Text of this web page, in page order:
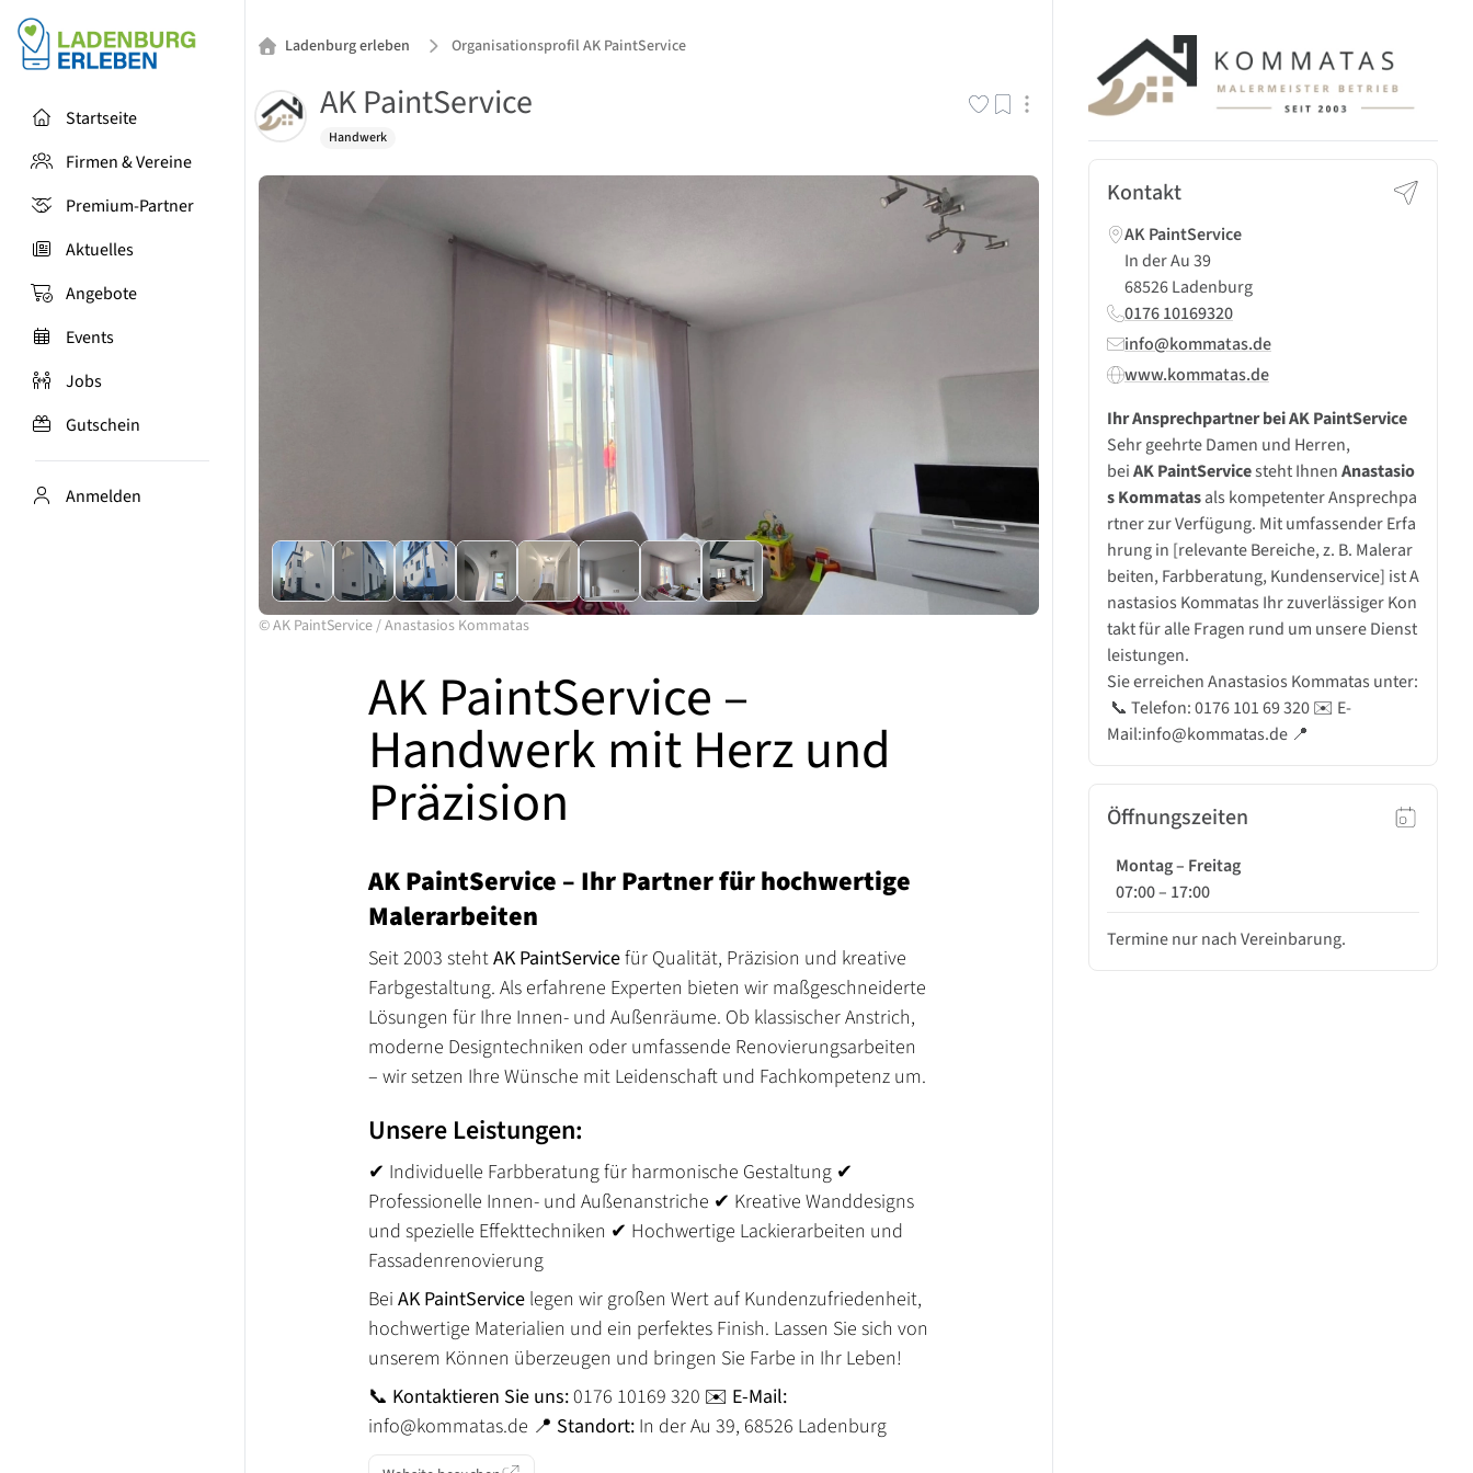
Startseite
Firmen & Vereine
Premium-Partner
Aktuelles
Angebote
Events
Jobs
Gutschein
Anmelden
Ladenburg erleben Organisationsprofil AK PaintService
AK PaintService
Handwerk
©AK PaintService/Anastasios Kommatas
AK PaintService –
Handwerk mit Herz und
Präzision
AK PaintService – Ihr Partner für hochwertige
Malerarbeiten
Seit 2003 stehtAK PaintServicefür Qualität, Präzision und kreative
Farbgestaltung. Als erfahrene Experten bieten wir maßgeschneiderte
Lösungen für Ihre Innen- und Außenräume. Ob klassischer Anstrich,
moderne Designtechniken oder umfassende Renovierungsarbeiten
– wir setzen Ihre Wünsche mit Leidenschaft und Fachkompetenz um.
Unsere Leistungen:
✔ Individuelle Farbberatung für harmonische Gestaltung ✔
Professionelle Innen- und Außenanstriche ✔ Kreative Wanddesigns
und spezielle Effekttechniken ✔ Hochwertige Lackierarbeiten und
Fassadenrenovierung
Bei AK PaintService legen wir großen Wert auf Kundenzufriedenheit,
hochwertige Materialien und ein perfektes Finish. Lassen Sie sich von
unserem Können überzeugen und bringen Sie Farbe in Ihr Leben!
📞 Kontaktieren Sie uns:0176 10169 320 ✉️ E-Mail:
info@kommatas.de 📍 Standort: In der Au 39, 68526 Ladenburg
Kontakt
AK PaintService
In der Au 39
68526 Ladenburg
0176 10169320
info@kommatas.de
www.kommatas.de
Ihr Ansprechpartner bei AK PaintService
Sehr geehrte Damen und Herren,
beiAK PaintServicesteht IhnenAnastasio
s Kommatasals kompetenter Ansprechpa
rtner zur Verfügung. Mit umfassender Erfa
hrung in [relevante Bereiche, z. B. Malerar
beiten, Farbberatung, Kundenservice] ist A
nastasios Kommatas Ihr zuverlässiger Kon
takt für alle Fragen rund um unsere Dienst
leistungen.
Sie erreichen Anastasios Kommatas unter:
📞 Telefon: 0176 101 69 320 ✉️ E-
Mail:info@kommatas.de 📍
Öffnungszeiten
Montag – Freitag
07:00– 17:00
Termine nur nach Vereinbarung.